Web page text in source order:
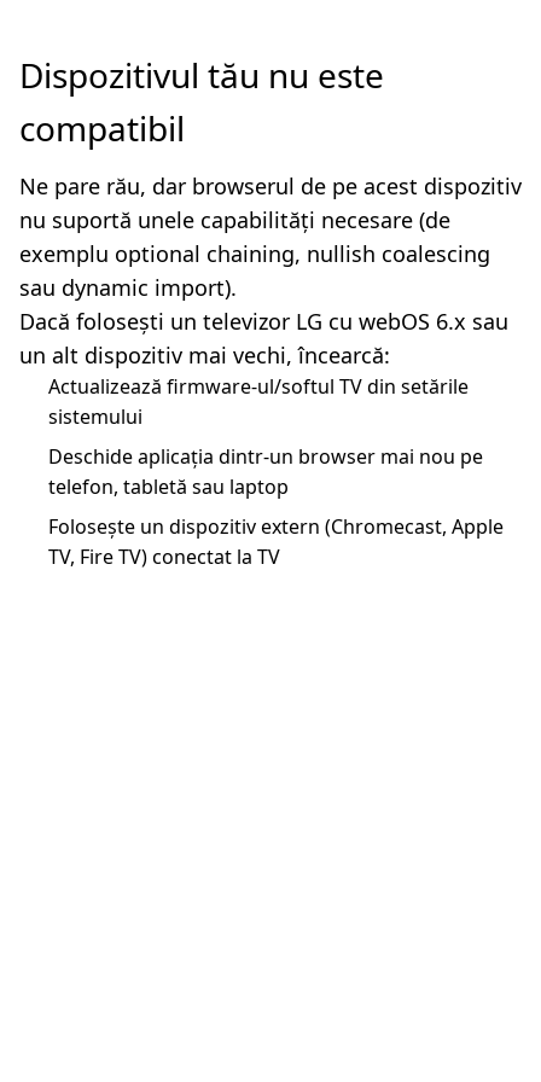
Dispozitivul tău nu este
compatibil
Ne pare rău, dar browserul de pe acest dispozitiv
nu suportă unele capabilități necesare (de
exemplu optional chaining, nullish coalescing
sau dynamic import).
Dacă folosești un televizor LG cu webOS 6.x sau
un alt dispozitiv mai vechi, încearcă:
Actualizează firmware-ul/softul TV din setările
sistemului
Deschide aplicația dintr-un browser mai nou pe
telefon, tabletă sau laptop
Folosește un dispozitiv extern (Chromecast, Apple
TV, Fire TV) conectat la TV